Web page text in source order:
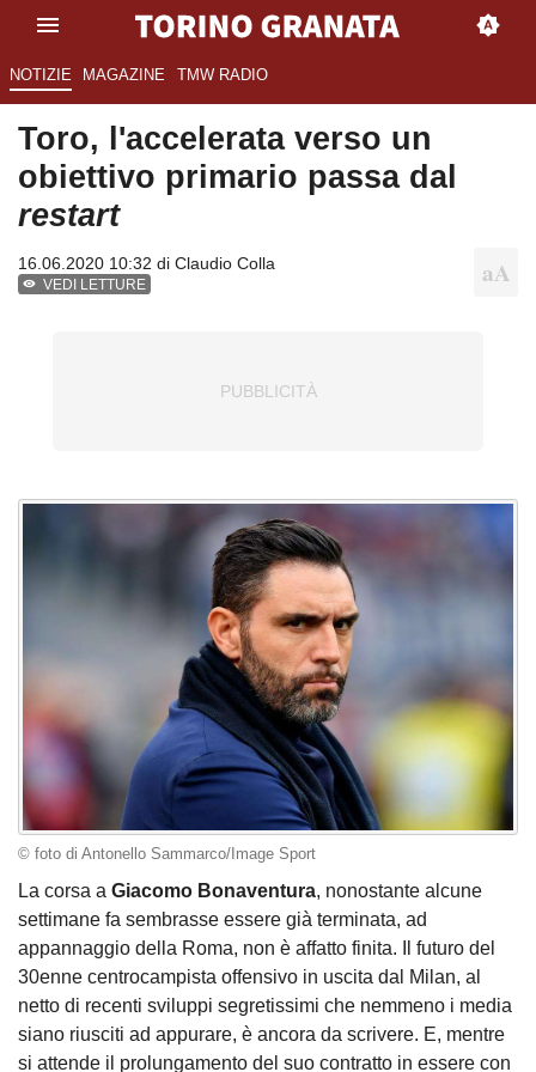
NOTIZIE MAGAZINE TMW RADIO
Toro, l'accelerata verso un
obiettivo primario passa dal
restart
16.06.2020 10:32 di Claudio Colla
VEDI LETTURE
© foto di Antonello Sammarco/Image Sport
La corsa a Giacomo Bonaventura, nonostante alcune
settimane fa sembrasse essere già terminata, ad
appannaggio della Roma, non è affatto finita. Il futuro del
30enne centrocampista offensivo in uscita dal Milan, al
netto di recenti sviluppi segretissimi che nemmeno i media
siano riusciti ad appurare, è ancora da scrivere. E, mentre
si attende il prolungamento del suo contratto in essere con